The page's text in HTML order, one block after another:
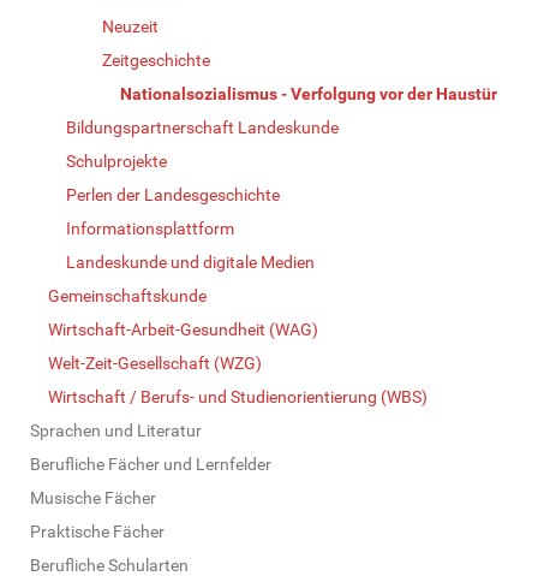
Neuzeit
Zeitgeschichte
Nationalsozialismus - Verfolgung vor der Haustür
Bildungspartnerschaft Landeskunde
Schulprojekte
Perlen der Landesgeschichte
Informationsplattform
Landeskunde und digitale Medien
Gemeinschaftskunde
Wirtschaft-Arbeit-Gesundheit (WAG)
Welt-Zeit-Gesellschaft (WZG)
Wirtschaft / Berufs- und Studienorientierung (WBS)
Sprachen und Literatur
Berufliche Fächer und Lernfelder
Musische Fächer
Praktische Fächer
Berufliche Schularten